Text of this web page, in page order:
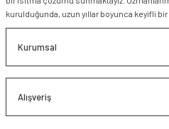
kurulduğunda, uzun yıllar boyunca keyifli bir
Kurumsal
Alışveriş